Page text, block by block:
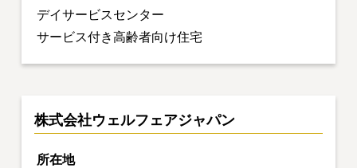
デイサービスセンター
サービス付き高齢者向け住宅
株式会社ウェルフェアジャパン
所在地